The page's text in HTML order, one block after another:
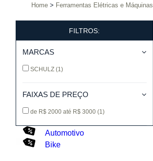
Home Ferramentas Elétricas e Máquinas
FILTROS:
MARCAS
SCHULZ (1)
FAIXAS DE PREÇO
de R$ 2000 até R$ 3000 (1)
Automotivo
Bike